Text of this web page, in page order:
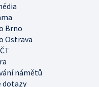
Brno
Ostrava
námětů
dotazy